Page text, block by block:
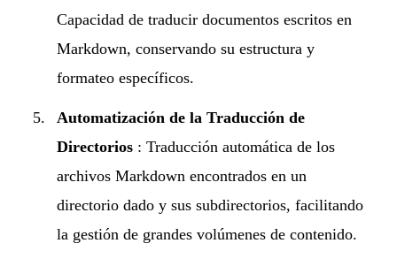
Capacidad de traducir documentos escritos en
Markdown, conservando su estructura y
formateo específicos.
Automatización de la Traducción de
Directorios : Traducción automática de los
archivos Markdown encontrados en un
directorio dado y sus subdirectorios, facilitando
la gestión de grandes volúmenes de contenido.